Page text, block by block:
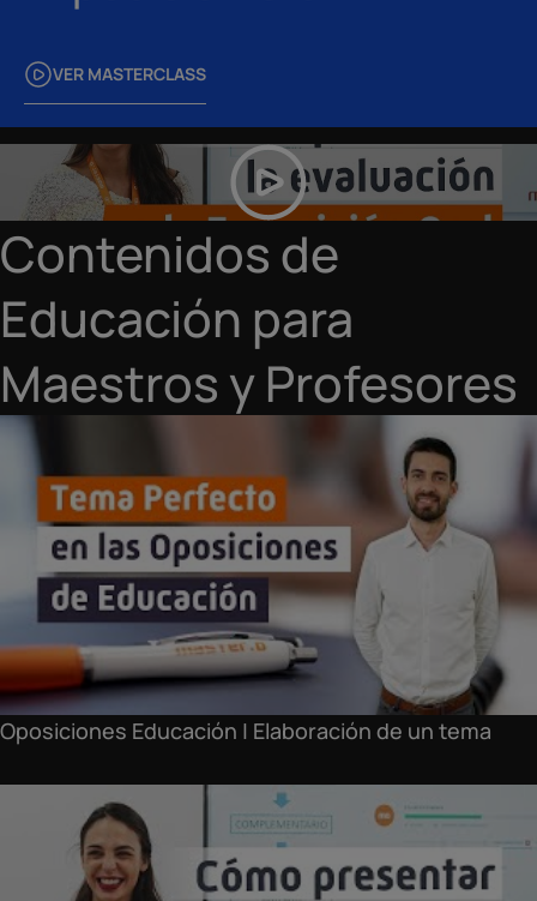
VER MASTERCLASS
Contenidos de
Educación para
Maestros y Profesores
Oposiciones Educación | Elaboración de un tema